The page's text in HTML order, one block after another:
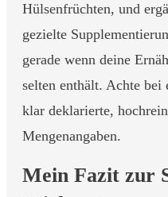
Hülsenfrüchten, und
gezielte
gerade wenn deine
selten enthält. Achte bei
klar deklarierte,
Mengenangaben.
Mein Fazit zur